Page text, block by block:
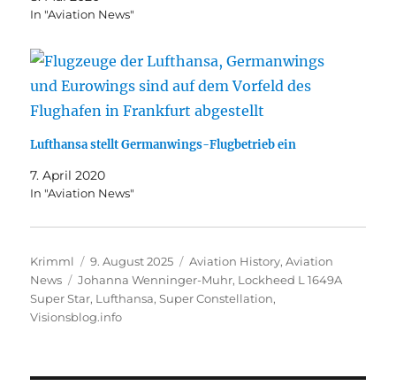
In "Aviation News"
Lufthansa stellt Germanwings-Flugbetrieb ein
7. April 2020
In "Aviation News"
Autor
Krimml
Veröffentlicht
am
9. August 2025 Kategorien
Aviation History,Aviation
News
Schlagwörter
Johanna Wenninger-Muhr, Lockheed L 1649A
Super Star, Lufthansa,Super Constellation,
Visionsblog.info